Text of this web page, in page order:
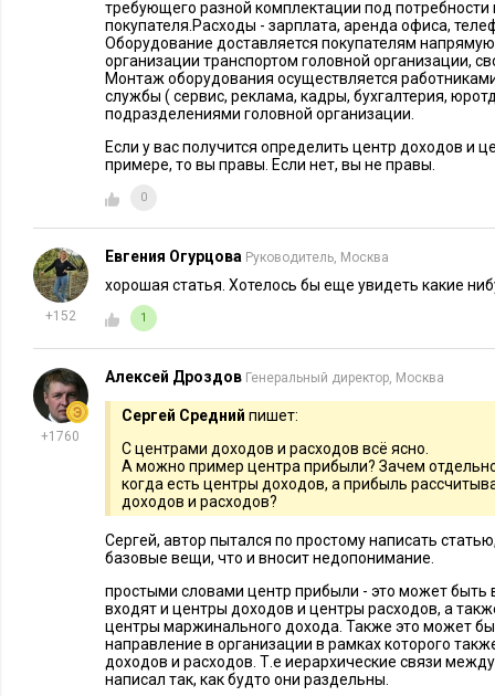
требующего разной комплектации под потребности
покупателя.Расходы - зарплата, аренда офиса,
Оборудование доставляется покупателям
организации транспортом головной организации,
Монтаж оборудования осуществляется
службы ( сервис, реклама, кадры, бухгалтерия,
подразделениями головной организации.
Если у вас получится определить центр доходов и
примере, то вы правы. Если нет, вы не правы.
0
+152
Евгения Огурцова Руководитель, Москва
хорошая статья. Хотелось бы еще увидеть какие
1
+1760
Алексей Дроздов Генеральный директор, Москва
Сергей Средний пишет:
С центрами доходов и расходов всё ясно.
А можно пример центра прибыли? Зачем
когда есть центры доходов, а прибыль
доходов и расходов?
Сергей, автор пытался по простому написать
базовые вещи, что и вносит недопонимание.
простыми словами центр прибыли - это может быть
входят и центры доходов и центры расходов, а
центры маржинального дохода. Также это может
направление в организации в рамках которого
доходов и расходов. Т.е иерархические связи
написал так, как будто они раздельны.